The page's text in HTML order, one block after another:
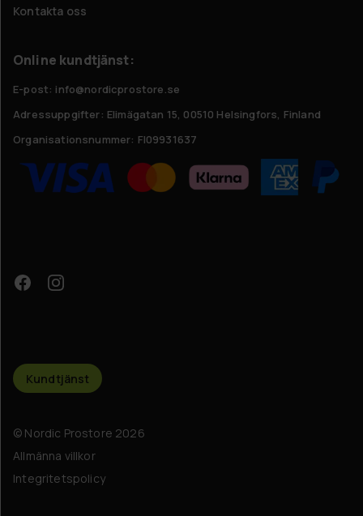
Kontakta oss
Online kundtjänst:
E-post: info@nordicprostore.se
Adressuppgifter: Elimägatan 15, 00510 Helsingfors, Finland
Organisationsnummer: FI09931637
Kundtjänst
© Nordic Prostore 2026
Allmänna villkor
Integritetspolicy